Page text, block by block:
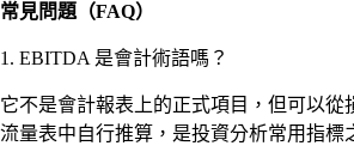
常見問題（FAQ）
1. EBITDA 是會計術語嗎？
它不是會計報表上的正式項目，但可以從
流量表中自行推算，是投資分析常用指標